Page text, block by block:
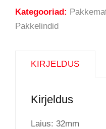
Kategooriad:
Pakkelindid
KIRJELDUS
Kirjeldus
Laius: 32mm